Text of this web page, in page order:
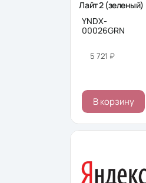
Лайт 2 (зеленый)
YNDX-
00026GRN
5 721 ₽
В корзину